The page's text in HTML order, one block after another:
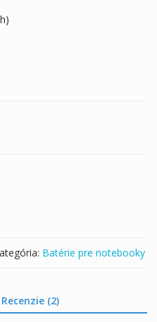
Batérie pre notebooky
Recenzie (2)